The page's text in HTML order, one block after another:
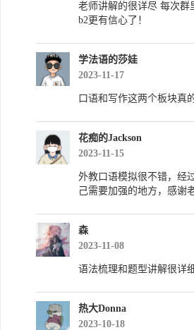
老师讲解的很详尽 每次群
b2更有信心了！
学法语的莎娃
2023-11-17
口语和写作这两个板块真
花痴的Jackson
2023-11-15
外教口语模拟很不错，经
己需要加强的地方，感谢
森
2023-11-08
语法梳理和题型讲解很详
热大Donna
2023-10-18